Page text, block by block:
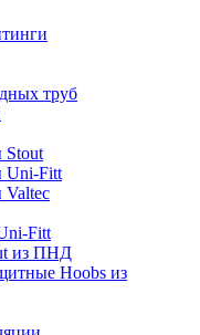
труб
Stout
Uni-Fitt
Valtec
Fitt
из ПНД
Hoobs из